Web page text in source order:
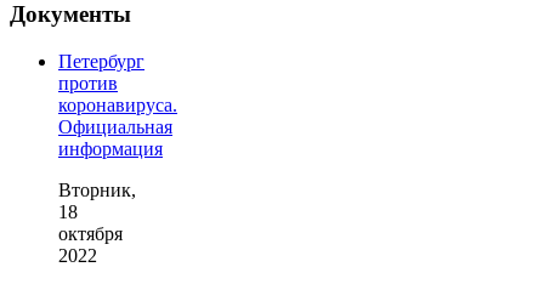
Документы
Петербург
против
коронавируса.
Официальная
информация
Вторник,
18
октября
2022